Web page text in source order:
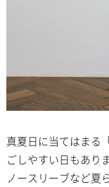
真夏日に当てはまる
ごしやすい日もあり
ノースリーブなど夏